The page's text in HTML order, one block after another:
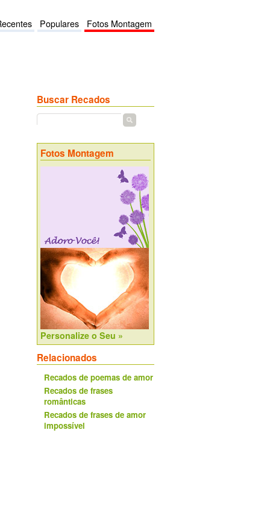
Populares Fotos Montagem
Buscar Recados
Fotos Montagem
Personalize o Seu »
Relacionados
Recados de poemas de amor
Recados de frases
românticas
Recados de frases de amor
impossível